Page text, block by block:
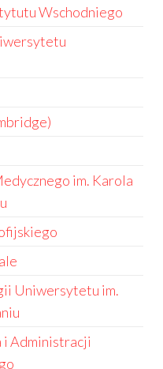
Wschodniego
im. Karola
Uniwersytetu im.
i Administracji